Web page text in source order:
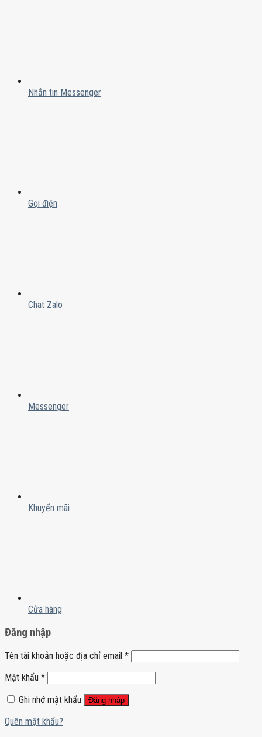
Nhắn tin Messenger
Gọi điện
Chat Zalo
Messenger
Khuyến mãi
Cửa hàng
Đăng nhập
Tên tài khoản hoặc địa chỉ email *
Mật khẩu *
Ghi nhớ mật khẩu
Đăng nhập
Quên mật khẩu?